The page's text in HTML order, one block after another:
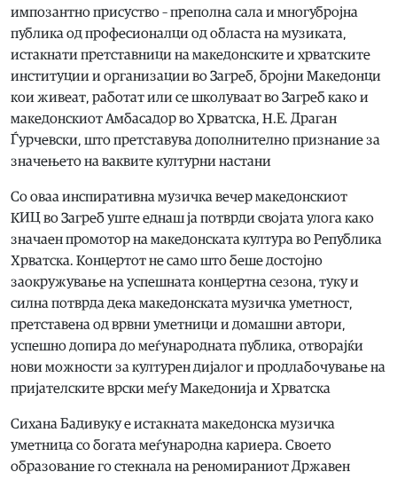
импозантно присуство – преполна сала и многубројна
публика од професионалци од областа на музиката,
истакнати претставници на македонските и хрватските
институции и организации во Загреб, бројни Македонци
кои живеат, работат или се школуваат во Загреб како и
македонскиот Амбасадор во Хрватска, Н.Е. Драган
Ѓурчевски, што претставува дополнително признание за
значењето на ваквите културни настани
Со оваа инспиративна музичка вечер македонскиот
КИЦ во Загреб уште еднаш ја потврди својата улога како
значаен промотор на македонската култура во Република
Хрватска. Концертот не само што беше достојно
заокружување на успешната концертна сезона, туку и
силна потврда дека македонската музичка уметност,
претставена од врвни уметници и домашни автори,
успешно допира до меѓународната публика, отворајќи
нови можности за културен дијалог и продлабочување на
пријателските врски меѓу Македонија и Хрватска
Сихана Бадивуку е истакната македонска музичка
уметница со богата меѓународна кариера. Своето
образование го стекнала на реномираниот Државен